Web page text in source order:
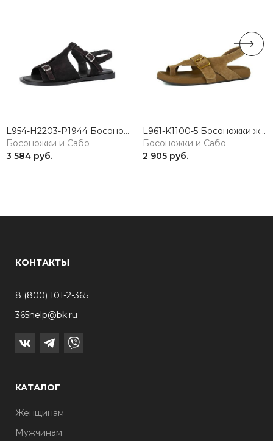
L954-H2203-P1944 Босоножки женские натуральная кожа коричневый 365
Босоножки и Сабо
3 584 руб.
L961-K1100-5 Босоножки женские микрофибра коричневый 365
Босоножки и Сабо
2 905 руб.
КОНТАКТЫ
8 (800) 101-2-365
365help@bk.ru
КАТАЛОГ
Женщинам
Мужчинам